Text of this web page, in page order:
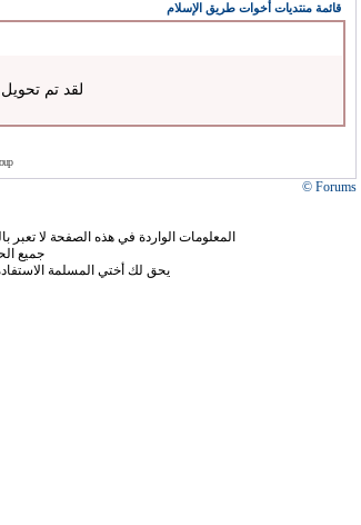
قائمة منتديات أخوات طريق الإسلام
لقد تم
Forums ©
المعلومات الواردة في هذه الصفحة لا تعبر
جميع
يحق لك أختي المسلمة